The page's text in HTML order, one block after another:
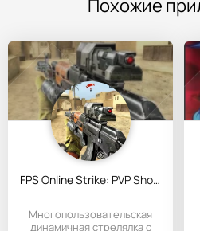
Похожие
FPS Online Strike: PVP Shooter
Многопользовательская
динамичная стрелялка с